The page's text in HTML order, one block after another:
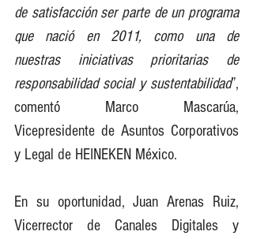
de satisfacción ser parte de un programa
que nació en 2011, como una de
nuestras iniciativas prioritarias de
responsabilidad social y sustentabilidad”,
comentó Marco Mascarúa,
Vicepresidente de Asuntos Corporativos
y Legal de HEINEKEN México.
En su oportunidad, Juan Arenas Ruiz,
Vicerrector de Canales Digitales y